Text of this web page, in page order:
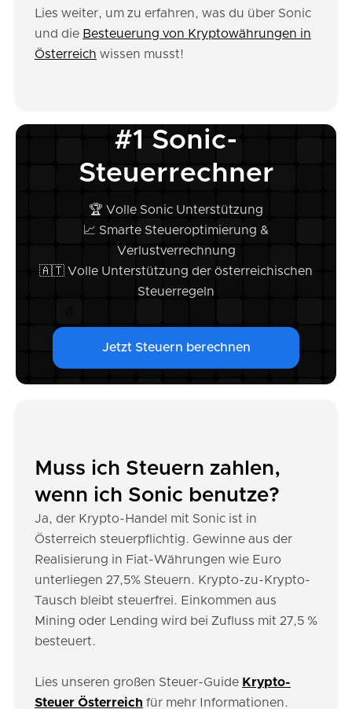
Lies weiter, um zu erfahren, was du über Sonic
und die Besteuerung von Kryptowährungen in
Österreich wissen musst!
#1 Sonic-
Steuerrechner
🏆 Volle Sonic Unterstützung
📈 Smarte Steueroptimierung &
Verlustverrechnung
🇦🇹 Volle Unterstützung der österreichischen
Steuerregeln
Jetzt Steuern berechnen
Muss ich Steuern zahlen,
wenn ich Sonic benutze?
Ja, der Krypto-Handel mit Sonic ist in
Österreich steuerpflichtig. Gewinne aus der
Realisierung in Fiat-Währungen wie Euro
unterliegen 27,5% Steuern. Krypto-zu-Krypto-
Tausch bleibt steuerfrei. Einkommen aus
Mining oder Lending wird bei Zufluss mit 27,5 %
besteuert.
Lies unseren großen Steuer-Guide Krypto-
Steuer Österreich für mehr Informationen.